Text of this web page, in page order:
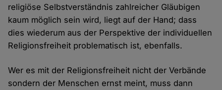
religiöse Selbstverständnis zahlreicher Gläubigen
kaum möglich sein wird, liegt auf der Hand; dass
dies wiederum aus der Perspektive der individuellen
Religionsfreiheit problematisch ist, ebenfalls.
Wer es mit der Religionsfreiheit nicht der Verbände
sondern der Menschen ernst meint, muss dann